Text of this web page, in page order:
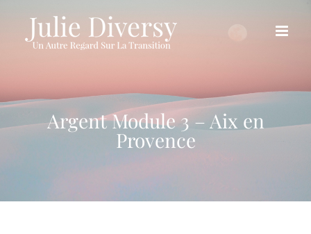
contenu
Argent Module 3 – Aix en
Provence